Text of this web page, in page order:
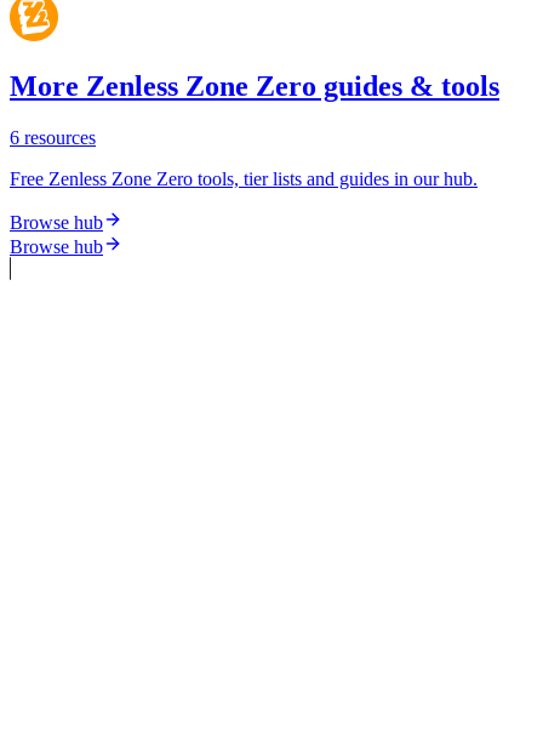
More Zenless Zone Zero guides & tools
6 resources
Free Zenless Zone Zero tools, tier lists and guides in our hub.
Browse hub
Browse hub